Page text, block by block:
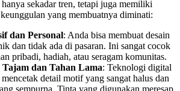
sekadar tren, tetapi juga memiliki
yang membuatnya diminati:
dan Personal: Anda bisa membuat desain
dan tidak ada di pasaran. Ini sangat cocok
pribadi, hadiah, atau seragam komunitas.
dan Tahan Lama: Teknologi digital
detail motif yang sangat halus dan
sempurna. Tinta yang digunakan meresap